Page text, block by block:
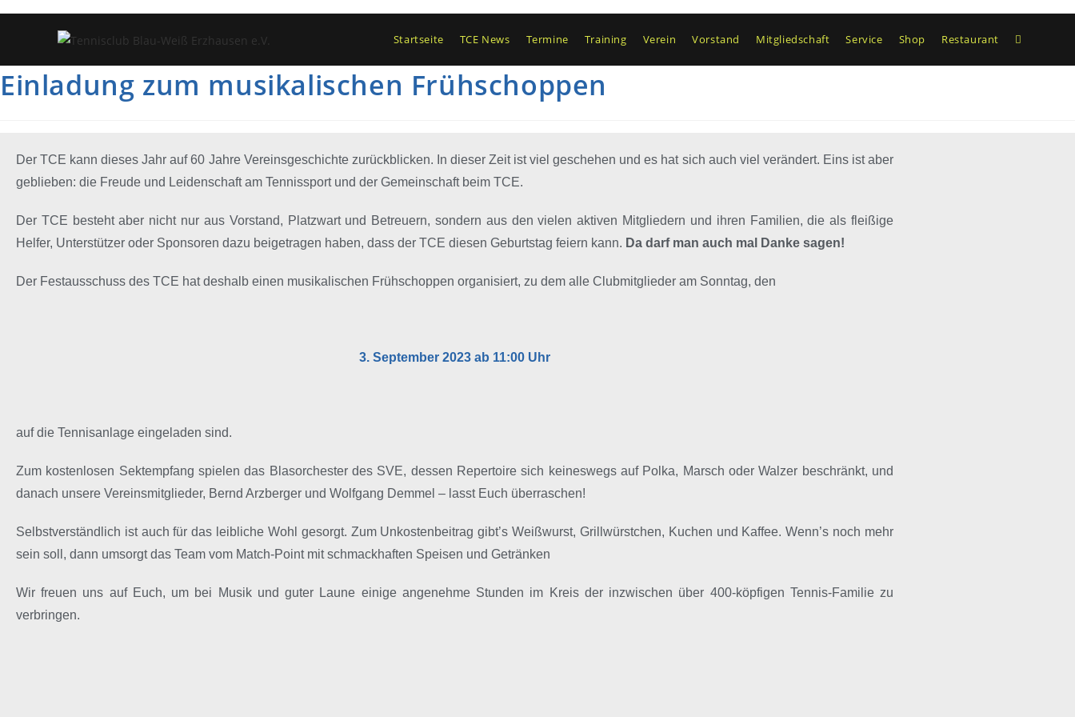
Startseite TCE News Termine Training Verein Vorstand Mitgliedschaft Service Shop Restaurant
Einladung zum musikalischen Frühschoppen
Der TCE kann dieses Jahr auf 60 Jahre Vereinsgeschichte zurückblicken. In dieser Zeit ist viel geschehen und es hat sich auch viel verändert. Eins ist aber
geblieben: die Freude und Leidenschaft am Tennissport und der Gemeinschaft beim TCE.
Der TCE besteht aber nicht nur aus Vorstand, Platzwart und Betreuern, sondern aus den vielen aktiven Mitgliedern und ihren Familien, die als fleißige
Helfer, Unterstützer oder Sponsoren dazu beigetragen haben, dass der TCE diesen Geburtstag feiern kann. Da darf man auch mal Danke sagen!
Der Festausschuss des TCE hat deshalb einen musikalischen Frühschoppen organisiert, zu dem alle Clubmitglieder am Sonntag, den
3. September 2023 ab 11:00 Uhr
auf die Tennisanlage eingeladen sind.
Zum kostenlosen Sektempfang spielen das Blasorchester des SVE, dessen Repertoire sich keineswegs auf Polka, Marsch oder Walzer beschränkt, und
danach unsere Vereinsmitglieder, Bernd Arzberger und Wolfgang Demmel – lasst Euch überraschen!
Selbstverständlich ist auch für das leibliche Wohl gesorgt. Zum Unkostenbeitrag gibt’s Weißwurst, Grillwürstchen, Kuchen und Kaffee. Wenn’s noch mehr
sein soll, dann umsorgt das Team vom Match-Point mit schmackhaften Speisen und Getränken
Wir freuen uns auf Euch, um bei Musik und guter Laune einige angenehme Stunden im Kreis der inzwischen über 400-köpfigen Tennis-Familie zu
verbringen.